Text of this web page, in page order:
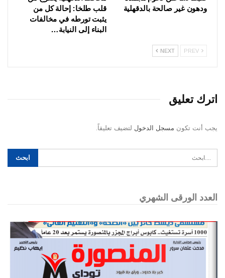
ودهون غير صالحة بالدقهلية
قلب طلخا: إحالة كل من
يثبت تورطه في مخالفات
البناء إلى النيابة…
NEXT
اترك تعليق
يجب أنت تكون مسجل الدخول لتضيف تعليقاً.
العدد الورقى الشهري